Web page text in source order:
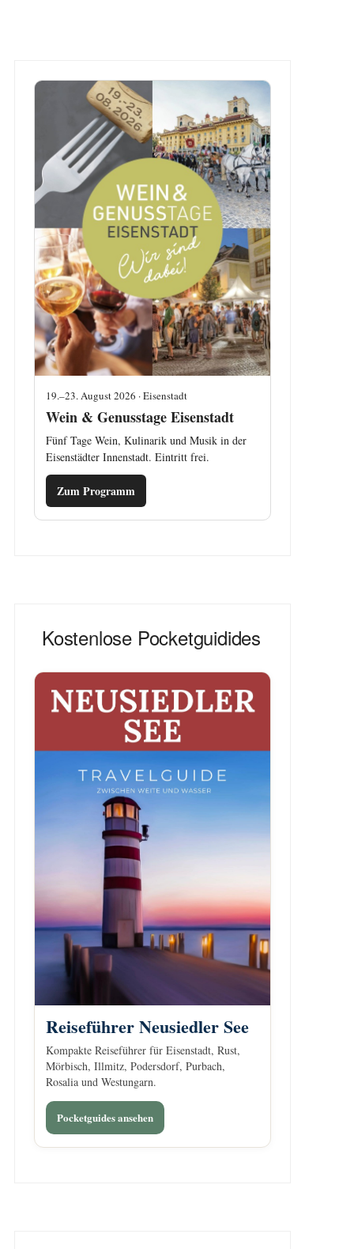
19.–23. August 2026 · Eisenstadt
Wein & Genusstage Eisenstadt
Fünf Tage Wein, Kulinarik und Musik in der
Eisenstädter Innenstadt. Eintritt frei.
Zum Programm
Kostenlose Pocketguidides
Reiseführer Neusiedler See
Kompakte Reiseführer für Eisenstadt, Rust,
Mörbisch, Illmitz, Podersdorf, Purbach,
Rosalia und Westungarn.
Pocketguides ansehen